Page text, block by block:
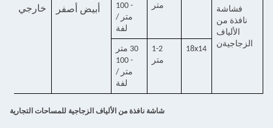
فشاشة
نافذة من
الألياف
الزجاجيةن
متر
- 100
متر /
لفة
أبيض أصفر
خارجي
18x14
1-2
متر
30 متر
- 100
متر /
لفة
شاشة نافذة من الألياف الزجاجية للمساحات التجارية